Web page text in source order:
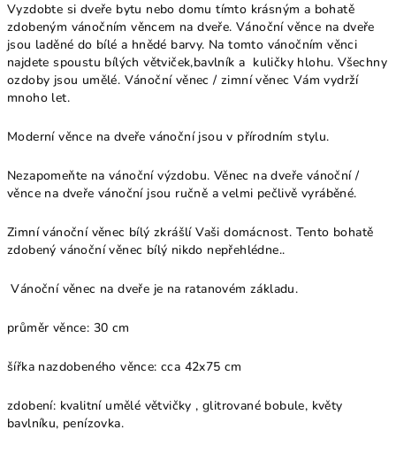
Vyzdobte si dveře bytu nebo domu tímto krásným a bohatě
zdobeným vánočním věncem na dveře. Vánoční věnce na dveře
jsou laděné do bílé a hnědé barvy. Na tomto vánočním věnci
najdete spoustu bílých větviček,bavlník a kuličky hlohu. Všechny
ozdoby jsou umělé. Vánoční věnec / zimní věnec Vám vydrží
mnoho let.
Moderní věnce na dveře vánoční jsou v přírodním stylu.
Nezapomeňte na vánoční výzdobu. Věnec na dveře vánoční /
věnce na dveře vánoční jsou ručně a velmi pečlivě vyráběné.
Zimní vánoční věnec bílý zkrášlí Vaši domácnost. Tento bohatě
zdobený vánoční věnec bílý nikdo nepřehlédne..
Vánoční věnec na dveře je na ratanovém základu.
průměr věnce: 30 cm
šířka nazdobeného věnce: cca 42x75 cm
zdobení: kvalitní umělé větvičky , glitrované bobule, květy
bavlníku, penízovka.